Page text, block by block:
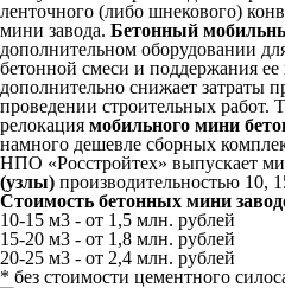
ленточного (либо шнекового)
мини завода. Бетонный
дополнительном оборудовании
бетонной смеси и поддержания ее
дополнительно снижает затраты
проведении строительных работ.
релокация мобильного мини
намного дешевле сборных
НПО «Росстройтех» выпускает
(узлы) производительностью 10,
Стоимость бетонных мини
10-15 м3 - от 1,5 млн. рублей
15-20 м3 - от 1,8 млн. рублей
20-25 м3 - от 2,4 млн. рублей
* без стоимости цементного